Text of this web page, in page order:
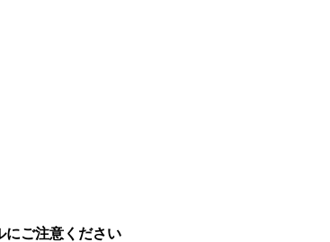
にご注意ください